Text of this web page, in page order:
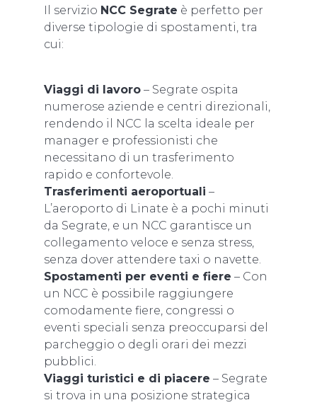
Il servizio NCC Segrate è perfetto per
diverse tipologie di spostamenti, tra
cui:
Viaggi di lavoro – Segrate ospita
numerose aziende e centri direzionali,
rendendo il NCC la scelta ideale per
manager e professionisti che
necessitano di un trasferimento
rapido e confortevole.
Trasferimenti aeroportuali –
L’aeroporto di Linate è a pochi minuti
da Segrate, e un NCC garantisce un
collegamento veloce e senza stress,
senza dover attendere taxi o navette.
Spostamenti per eventi e fiere – Con
un NCC è possibile raggiungere
comodamente fiere, congressi o
eventi speciali senza preoccuparsi del
parcheggio o degli orari dei mezzi
pubblici.
Viaggi turistici e di piacere – Segrate
si trova in una posizione strategica